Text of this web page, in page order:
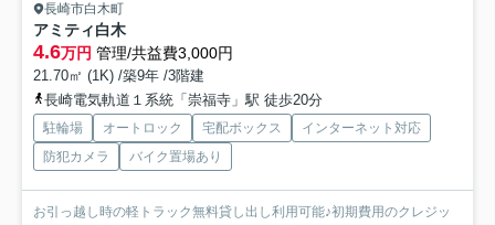
長崎市白木町
アミティ白木
4.6万円 管理/共益費3,000円
21.70㎡ (1K) /築9年 /3階建
長崎電気軌道１系統「崇福寺」駅 徒歩20分
駐輪場 オートロック 宅配ボックス
インターネット対応
防犯カメラ
バイク置場あり
お引っ越し時の軽トラック無料貸し出し利用可能♪初期費用のクレジッ